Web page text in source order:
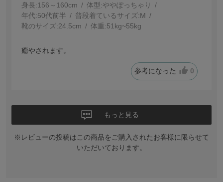
身長:156～160cm 体型:ぽっちゃり
年代:50代前半 普段着ているサイズ:M
靴のサイズ:24.5cm 体重:51kg~55kg
癒やされます。
参考になった 0
もっと見る
※レビューの投稿はこの商品をご購入されたお客様に限らせて
いただいております。